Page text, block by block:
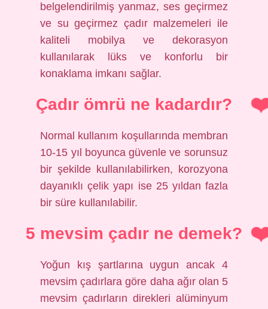
belgelendirilmiş yanmaz, ses geçirmez
ve su geçirmez çadır malzemeleri ile
kaliteli mobilya ve dekorasyon
kullanılarak lüks ve konforlu bir
konaklama imkanı sağlar.
Çadır ömrü ne kadardır?
Normal kullanım koşullarında membran
10-15 yıl boyunca güvenle ve sorunsuz
bir şekilde kullanılabilirken, korozyona
dayanıklı çelik yapı ise 25 yıldan fazla
bir süre kullanılabilir.
5 mevsim çadır ne demek?
Yoğun kış şartlarına uygun ancak 4
mevsim çadırlara göre daha ağır olan 5
mevsim çadırların direkleri alüminyum